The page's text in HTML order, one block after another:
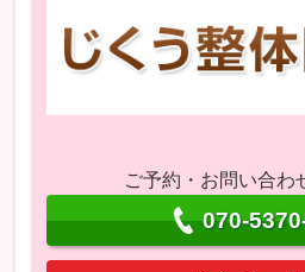
ご予約・お問い合わ
070-